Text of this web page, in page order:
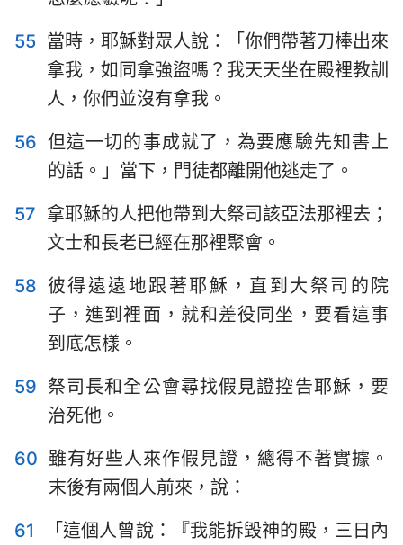
55 當時，耶穌對眾人說：「你們帶著刀棒出來
拿我，如同拿強盜嗎？我天天坐在殿裡教訓
人，你們並沒有拿我。
56 但這一切的事成就了，為要應驗先知書上
的話。」當下，門徒都離開他逃走了。
57 拿耶穌的人把他帶到大祭司該亞法那裡去；
文士和長老已經在那裡聚會。
58 彼得遠遠地跟著耶穌，直到大祭司的院
子，進到裡面，就和差役同坐，要看這事
到底怎樣。
59 祭司長和全公會尋找假見證控告耶穌，要
治死他。
60 雖有好些人來作假見證，總得不著實據。
末後有兩個人前來，說：
61
「這個人曾說：『我能拆毀神的殿，三日內